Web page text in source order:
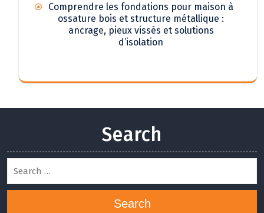
Comprendre les fondations pour maison à
ossature bois et structure métallique :
ancrage, pieux vissés et solutions
d’isolation
Search
Search